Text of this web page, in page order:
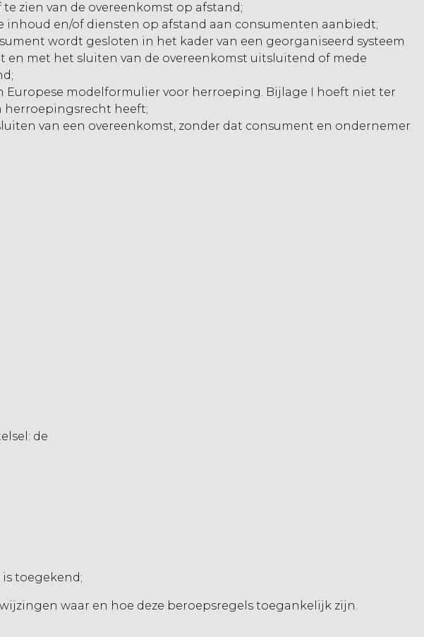
zien van de overeenkomst op afstand;
en/of diensten op afstand aan consumenten aanbiedt;
wordt gesloten in het kader van een georganiseerd systeem
met het sluiten van de overeenkomst uitsluitend of mede
Europese modelformulier voor herroeping. Bijlage I hoeft niet ter
herroepingsrecht heeft;
van een overeenkomst, zonder dat consument en ondernemer
de
toegekend;
waar en hoe deze beroepsregels toegankelijk zijn.